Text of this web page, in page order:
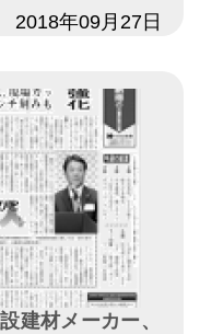
2018年09月27日
建材メーカー、